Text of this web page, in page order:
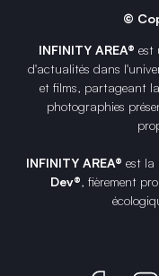
©
INFINITY AREA® est
d'actualités dans
et films, partageant
photographies
INFINITY AREA® est la
Dev®, fièrement